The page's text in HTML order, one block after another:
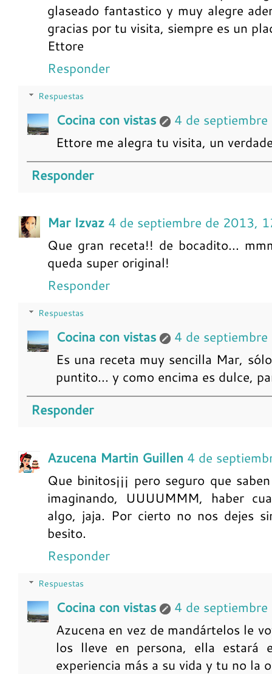
glaseado fantastico y muy alegre
gracias por tu visita, siempre es un
Ettore
Responder
Respuestas
Cocina con vistas
4 de
Ettore me alegra tu visita, un
Responder
Mar Izvaz 4 de septiembre de 2013,
Que gran receta!! de bocadito...
queda super original!
Responder
Respuestas
Cocina con vistas
4 de
Es una receta muy sencilla Mar,
puntito... y como encima es dulce,
Responder
Azucena Martin Guillen 4 de
Que binitos¡¡¡ pero seguro que
imaginando, UUUUMMM, haber
algo, jaja. Por cierto no nos dejes
besito.
Responder
Respuestas
Cocina con vistas
4 de
Azucena en vez de mandártelos le
los lleve en persona, ella estará
experiencia más a su vida y tu no la